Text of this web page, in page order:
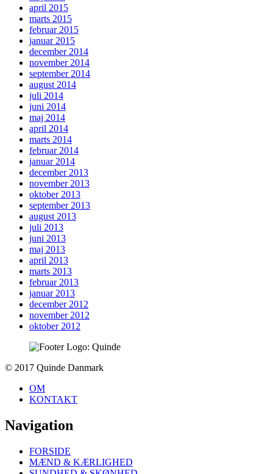
april 2015
marts 2015
februar 2015
januar 2015
december 2014
november 2014
september 2014
august 2014
juli 2014
juni 2014
maj 2014
april 2014
marts 2014
februar 2014
januar 2014
december 2013
november 2013
oktober 2013
september 2013
august 2013
juli 2013
juni 2013
maj 2013
april 2013
marts 2013
februar 2013
januar 2013
december 2012
november 2012
oktober 2012
To
© 2017 Quinde Danmark
OM
KONTAKT
Navigation
FORSIDE
MÆND & KÆRLIGHED